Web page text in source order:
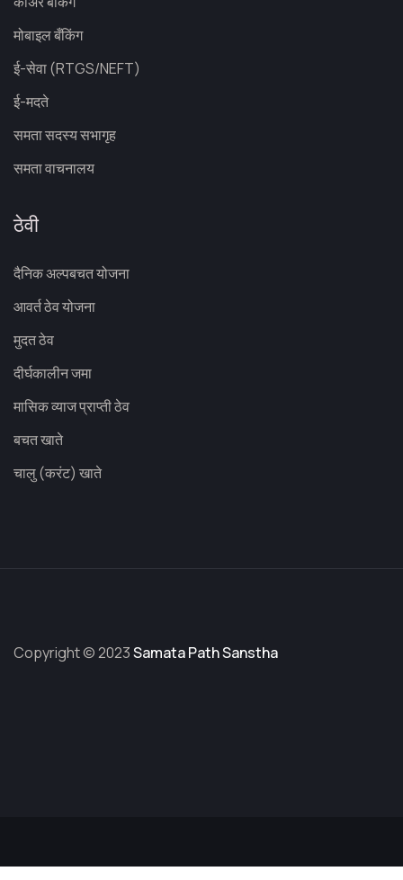
मोबाइल बँकिंग
ई-सेवा (RTGS/NEFT)
ई-मदते
समता सदस्य सभागृह
समता वाचनालय
ठेवी
दैनिक अल्पबचत योजना
आवर्त ठेव योजना
मुदत ठेव
दीर्घकालीन जमा
मासिक व्याज प्राप्ती ठेव
बचत खाते
चालु (करंट) खाते
Copyright © 2023Samata Path Sanstha